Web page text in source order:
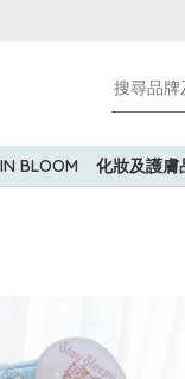
BLOOM 化妝及護膚